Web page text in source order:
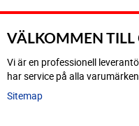
VÄLKOMMEN TILL
Vi är en professionell
har service på alla
Sitemap